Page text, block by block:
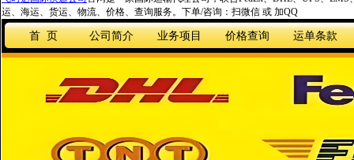
运、海运、货运、物流、价格、查询服务。下单/咨询：扫微信 或 加QQ
首 页 公司简介 业务项目 价格查询 运单条款